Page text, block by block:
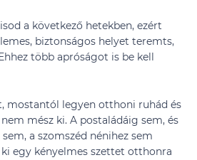
a következő hetekben, ezért
biztonságos helyet teremts,
több apróságot is be kell
mostantól legyen otthoni ruhád és
mész ki. A postaládáig sem, és
a szomszéd nénihez sem
ki egy kényelmes szettet otthonra